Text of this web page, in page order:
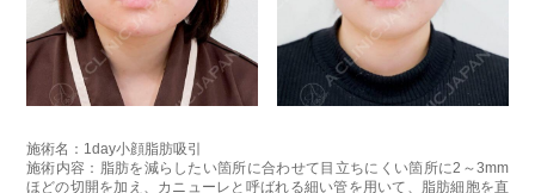
施術名：1day小顔脂肪吸引
施術内容：脂肪を減らしたい箇所に合わせて目立ちにくい箇所に2～3mm
ほどの切開を加え、カニューレと呼ばれる細い管を用いて、脂肪細胞を直